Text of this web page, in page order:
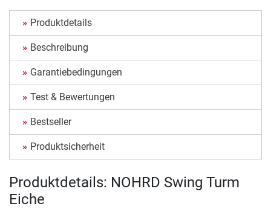
Produktdetails
Beschreibung
Garantiebedingungen
Test & Bewertungen
Bestseller
Produktsicherheit
Produktdetails: NOHRD Swing Turm
Eiche